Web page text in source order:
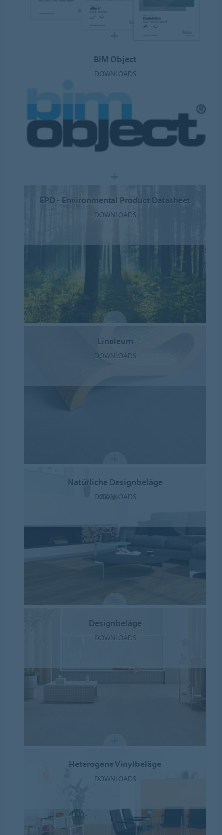
BIM Object
DOWNLOADS
EPD - Environmental Product Datasheet
DOWNLOADS
Linoleum
DOWNLOADS
Natürliche Designbeläge
DOWNLOADS
Designbeläge
DOWNLOADS
Heterogene Vinylbeläge
DOWNLOADS